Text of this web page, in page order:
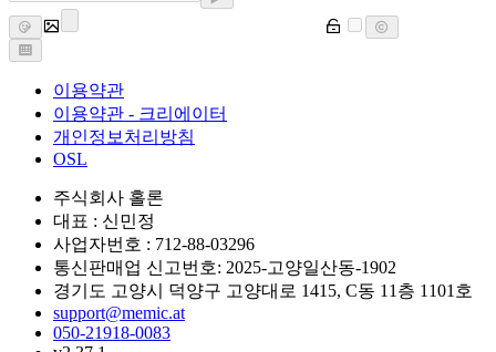
이용약관
이용약관 - 크리에이터
개인정보처리방침
OSL
주식회사 홀론
대표 : 신민정
사업자번호 : 712-88-03296
통신판매업 신고번호: 2025-고양일산동-1902
경기도 고양시 덕양구 고양대로 1415, C동 11층 1101호
support@memic.at
050-21918-0083